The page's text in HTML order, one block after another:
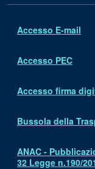
Accesso E-mail
Accesso PEC
Accesso firma
Bussola della
ANAC -
32 Legge n.190/